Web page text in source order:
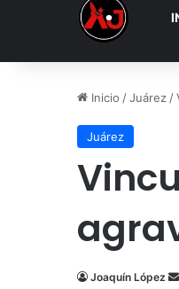
Inicio /Juárez /
Juárez
Joaquín López